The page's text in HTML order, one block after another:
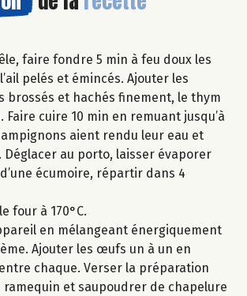
faire fondre 5 min à feu doux les
pelés et émincés. Ajouter les
brossés et hachés finement, le thym
Faire cuire 10 min en remuant jusqu’à
aient rendu leur eau et
Déglacer au porto, laisser évaporer
d’une écumoire, répartir dans 4
four à 170°C.
en mélangeant énergiquement
Ajouter les œufs un à un en
chaque. Verser la préparation
ramequin et saupoudrer de chapelure